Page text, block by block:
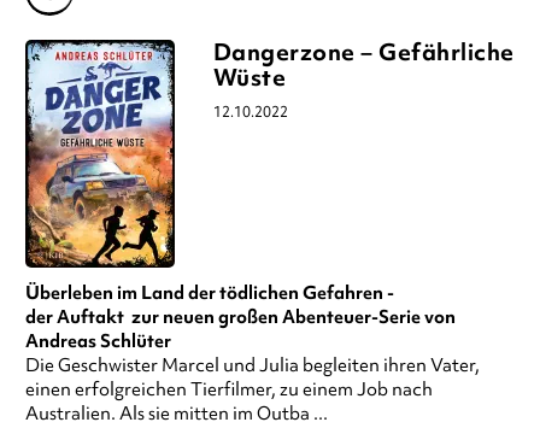
Dangerzone – Gefährliche
Wüste
12.10.2022
Überleben im Land der tödlichen Gefahren -
der Auftakt zur neuen großen Abenteuer-Serie von
Andreas Schlüter
Die Geschwister Marcel und Julia begleiten ihren Vater,
einen erfolgreichen Tierfilmer, zu einem Job nach
Australien. Als sie mitten im Outba ...